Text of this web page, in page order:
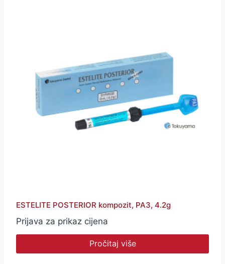
ESTELITE POSTERIOR kompozit, PA3, 4.2g
Prijava za prikaz cijena
Pročitaj više